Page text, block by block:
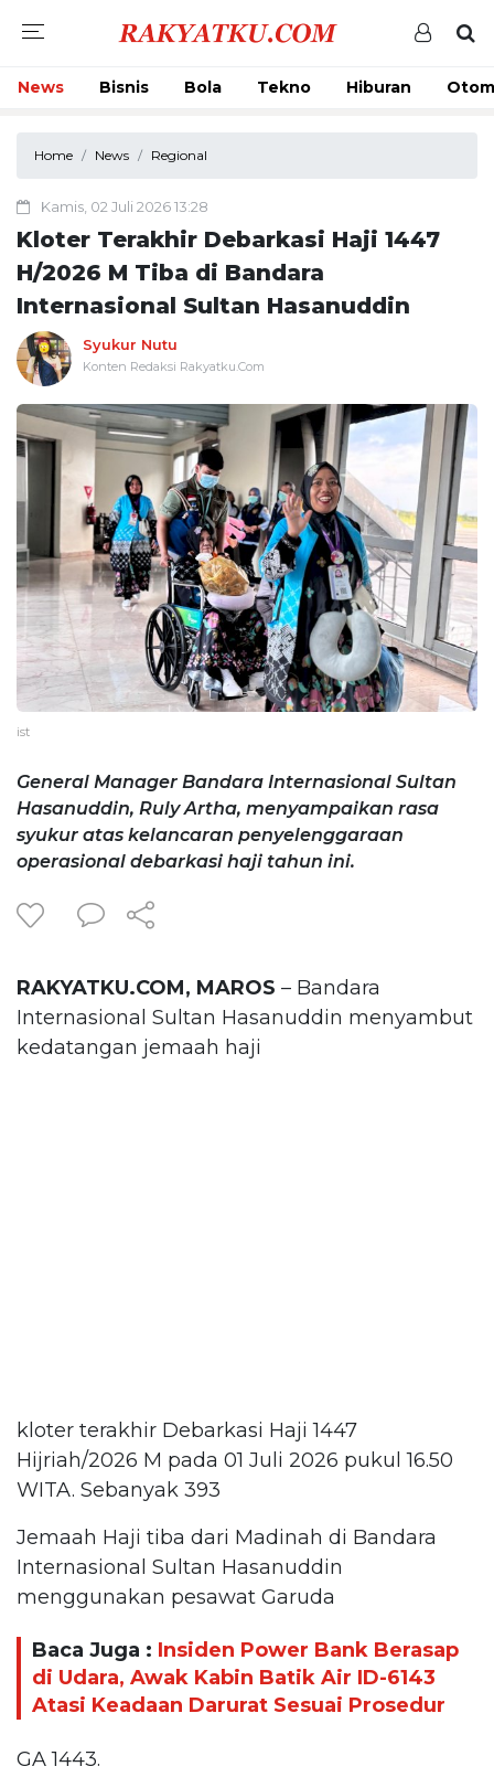
News Bisnis Bola Tekno Hiburan
Home News Regional
Kamis, 02 Juli 2026 13:28
Kloter Terakhir Debarkasi Haji 1447
H/2026 M Tiba di Bandara
Internasional Sultan Hasanuddin
Syukur Nutu
Konten Redaksi Rakyatku.Com
ist
General Manager Bandara Internasional Sultan
Hasanuddin, Ruly Artha, menyampaikan rasa
syukur atas kelancaran penyelenggaraan
operasional debarkasi haji tahun ini.
RAKYATKU.COM, MAROS – Bandara
Internasional Sultan Hasanuddin menyambut
kedatangan jemaah haji
kloter terakhir Debarkasi Haji 1447
Hijriah/2026 M pada 01 Juli 2026 pukul 16.50
WITA. Sebanyak 393
Jemaah Haji tiba dari Madinah di Bandara
Internasional Sultan Hasanuddin
menggunakan pesawat Garuda
Baca Juga : Insiden Power Bank Berasap
di Udara, Awak Kabin Batik Air ID-6143
Atasi Keadaan Darurat Sesuai Prosedur
GA 1443.